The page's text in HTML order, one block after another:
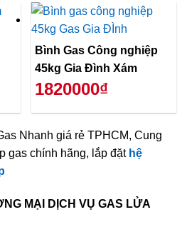
Bình Gas Công nghiệp
45kg Gia Đình Xám
1820000₫
Nhanh giá rẻ TPHCM, Cung
gas chính hãng, lắp đặt hệ
MẠI DỊCH VỤ GAS LỬA